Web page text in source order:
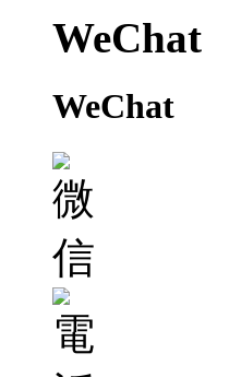
WeChat
WeChat